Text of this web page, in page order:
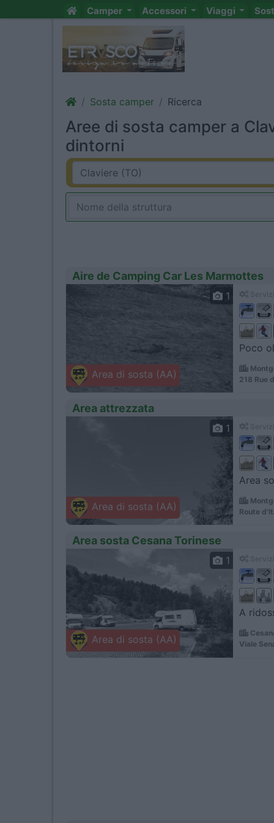
Camper Accessori Viaggi
Sosta camper Ricerca
Aree di sosta camper a
dintorni
Aire de Camping Car Les Marmottes
Area di sosta (AA)
1
Poco
218 Rue
Area attrezzata
Area di sosta (AA)
1
Area
Route
Area sosta Cesana Torinese
Area di sosta (AA)
1
A
Viale